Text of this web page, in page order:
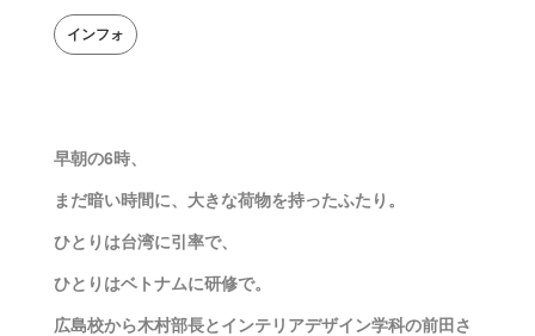
インフォ
早朝の6時、
まだ暗い時間に、大きな荷物を持ったふたり。
ひとりは台湾に引率で、
ひとりはベトナムに研修で。
広島校から木村部長とインテリアデザイン学科の前田さ